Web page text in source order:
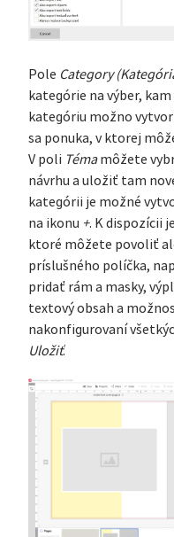
Pole Category
kategórie na výber,
kategóriu možno
sa ponuka, v ktorej
V poli Témamôžete
návrhu a uložiť tam
kategórii je možné
na ikonu +. K dispozícii
ktoré môžete povoliť
príslušného políčka,
pridať rám a masky,
textový obsah a
nakonfigurovaní
Uložiť.